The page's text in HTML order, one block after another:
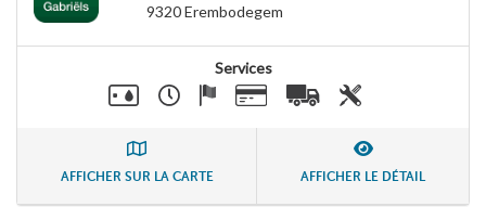
9320Erembodegem
Services
AFFICHER SUR LA CARTE AFFICHER LE DÉTAIL